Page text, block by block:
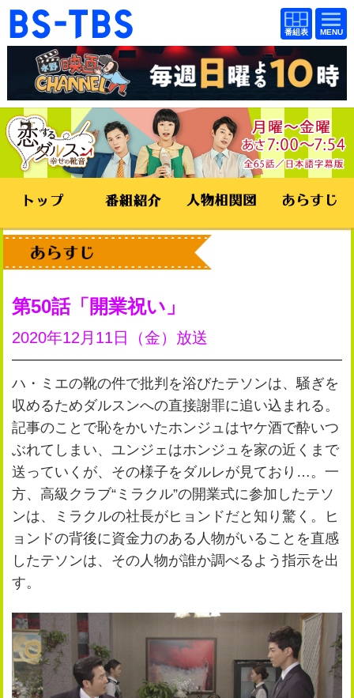
BS-TBS
番組
表
BS-TBS
番組
表
ドラマ 映画
紀行 報道
教養 スポーツ
音楽 エンタメ
アニメ ファンクラブ
視聴方法
イベント ショッピング
公式SNS プレゼント
ご意見・ご感想 会社情報
第50話 開業祝い
2020年12月11日（金）放送
ハ・ミエの靴の件で批判を浴びたテソンは、騒ぎを
収めるためダルスンへの直接謝罪に追い込まれる。
記事のことで恥をかいたホンジュはヤケ酒で酔いつ
ぶれてしまい、ユンジェはホンジュを家の近くまで
送っていくが、その様子をダルレが見ており…。一
方、高級クラブ“ミラクル”の開業式に参加したテソ
ンは、ミラクルの社長がヒョンドだと知り驚く。ヒ
ョンドの背後に資金力のある人物がいることを直感
したテソンは、その人物が誰か調べるよう指示を出
す。